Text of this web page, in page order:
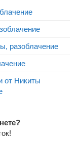
разоблачение
от Никиты